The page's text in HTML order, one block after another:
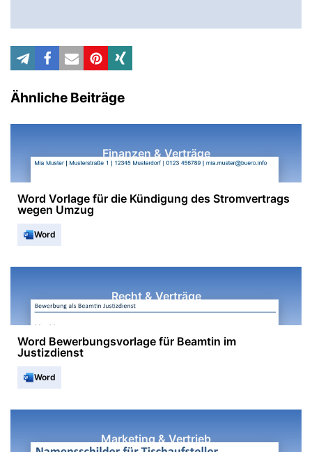
Ähnliche Beiträge
Finanzen & Verträge
Word Vorlage für die Kündigung des Stromvertrags
wegen Umzug
Word
Recht & Verträge
Word Bewerbungsvorlage für Beamtin im
Justizdienst
Word
Marketing & Vertrieb